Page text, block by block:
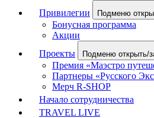
Привилегии
Подменю
Бонусная программа
Акции
Проекты
Подменю открыть/
Премия «Маэстро
Партнеры «Русского
Мерч R-SHOP
Начало сотрудничества
TRAVEL LIVE